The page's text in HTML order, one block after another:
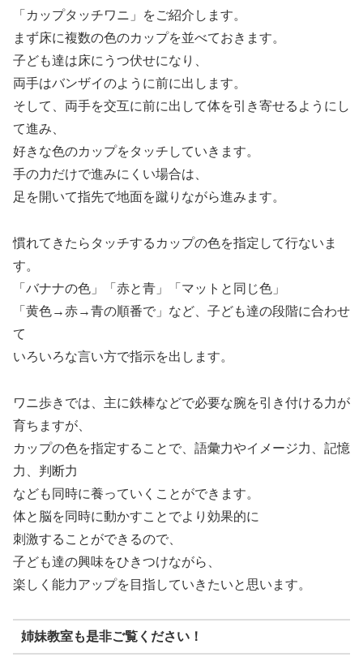
「カップタッチワニ」をご紹介します。
まず床に複数の色のカップを並べておきます。
子ども達は床にうつ伏せになり、
両手はバンザイのように前に出します。
そして、両手を交互に前に出して体を引き寄せるようにし
て進み、
好きな色のカップをタッチしていきます。
手の力だけで進みにくい場合は、
足を開いて指先で地面を蹴りながら進みます。
慣れてきたらタッチするカップの色を指定して行ないま
す。
「バナナの色」「赤と青」「マットと同じ色」
「黄色→赤→青の順番で」など、子ども達の段階に合わせ
て
いろいろな言い方で指示を出します。
ワニ歩きでは、主に鉄棒などで必要な腕を引き付ける力が
育ちますが、
カップの色を指定することで、語彙力やイメージ力、記憶
力、判断力
なども同時に養っていくことができます。
体と脳を同時に動かすことでより効果的に
刺激することができるので、
子ども達の興味をひきつけながら、
楽しく能力アップを目指していきたいと思います。
姉妹教室も是非ご覧ください！